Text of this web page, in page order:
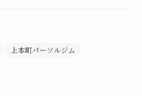
上本町パーソルジム